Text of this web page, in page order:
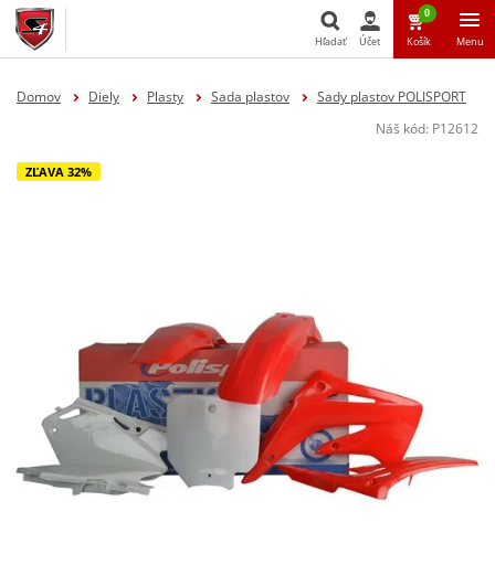
Hľadať
Hľadať Účet
0
Košík Menu
Domov Diely Plasty Sada plastov
Sady plastov POLISPORT
Náš kód: P12612
ZĽAVA 32%